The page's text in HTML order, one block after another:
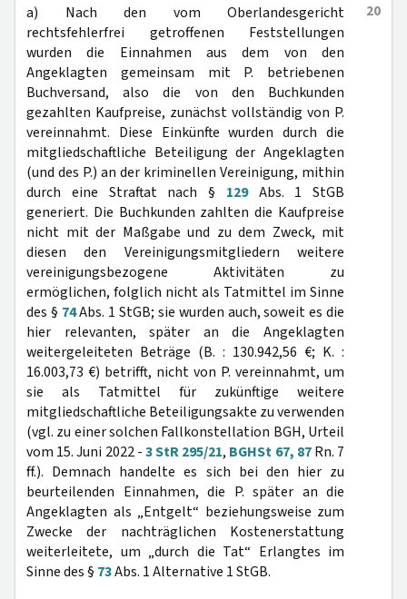
20
a) Nach den vom Oberlandesgericht
rechtsfehlerfrei getroffenen Feststellungen
wurden die Einnahmen aus dem von den
Angeklagten gemeinsam mit P. betriebenen
Buchversand, also die von den Buchkunden
gezahlten Kaufpreise, zunächst vollständig von P.
vereinnahmt. Diese Einkünfte wurden durch die
mitgliedschaftliche Beteiligung der Angeklagten
(und des P.) an der kriminellen Vereinigung, mithin
durch eine Straftat nach § 129Abs. 1 StGB
generiert. Die Buchkunden zahlten die Kaufpreise
nicht mit der Maßgabe und zu dem Zweck, mit
diesen den Vereinigungsmitgliedern weitere
vereinigungsbezogene Aktivitäten zu
ermöglichen, folglich nicht als Tatmittel im Sinne
des § 74Abs. 1 StGB; sie wurden auch, soweit es die
hier relevanten, später an die Angeklagten
weitergeleiteten Beträge (B. : 130.942,56 €; K. :
16.003,73 €) betrifft, nicht von P. vereinnahmt, um
sie als Tatmittel für zukünftige weitere
mitgliedschaftliche Beteiligungsakte zu verwenden
(vgl. zu einer solchen Fallkonstellation BGH, Urteil
vom 15. Juni 2022 -3 StR 295/21, BGHSt 67, 87Rn. 7
ff.). Demnach handelte es sich bei den hier zu
beurteilenden Einnahmen, die P. später an die
Angeklagten als „Entgelt“ beziehungsweise zum
Zwecke der nachträglichen Kostenerstattung
weiterleitete, um „durch die Tat“ Erlangtes im
Sinne des § 73Abs. 1 Alternative 1 StGB.